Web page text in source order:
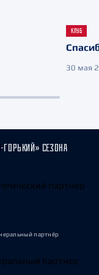
КЛУБ
30 мая
СЕЗОНА
партнёр